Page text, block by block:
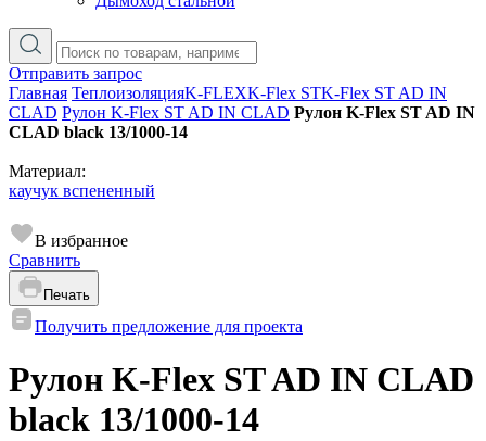
Отправить запрос
Главная ТеплоизоляцияK-FLEXK-Flex STK-Flex ST AD IN
CLAD Рулон K-Flex ST AD IN CLAD Рулон K-Flex ST AD IN
CLAD black 13/1000-14
Материал:
каучук вспененный
В избранное
Сравнить
Печать
Получить предложение для проекта
Рулон K-Flex ST AD IN CLAD
black 13/1000-14